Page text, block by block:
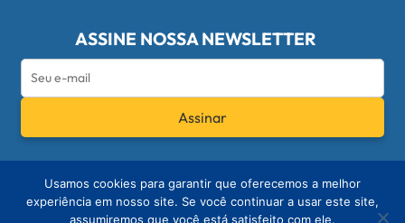
ASSINE NOSSA NEWSLETTER
Assinar
Redes Sociais do Conselho Federal de
Usamos cookies para garantir que oferecemos a melhor
experiência em nosso site. Se você continuar a usar este site,
assumiremos que você está satisfeito com ele.